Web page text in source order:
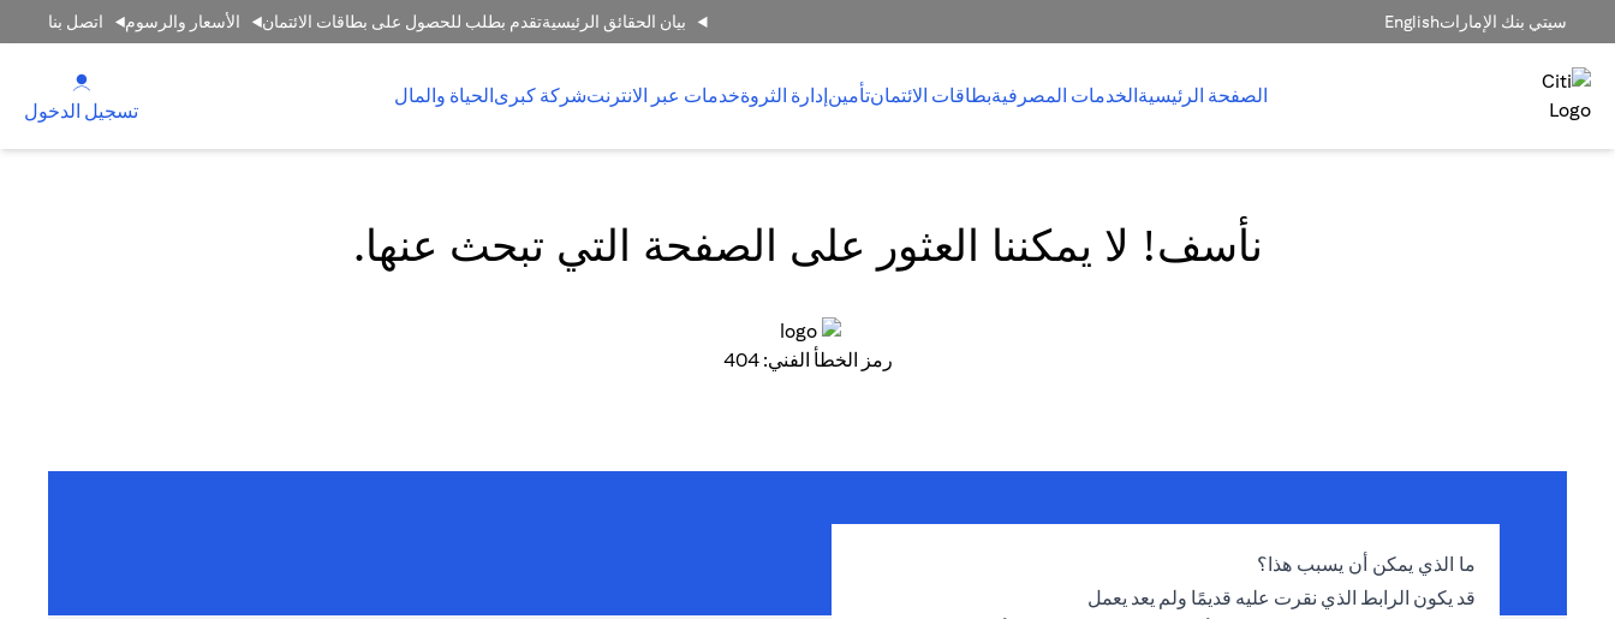
سيتي بنك الإماراتEnglish بيان الحقائق الرئيسيةتقدم بطلب للحصول على بطاقات الائتمان الأسعار والرسوم اتصل بنا
الصفحة الرئيسيةالخدمات المصرفيةبطاقات الائتمانتأمينإدارة الثروةخدمات عبر الانترنتشركة كبرىالحياة والمال
تسجيل الدخول
نأسف! لا يمكننا العثور على الصفحة التي تبحث عنها.
رمز الخطأ الفني: 404
ما الذي يمكن أن يسبب هذا؟
قد يكون الرابط الذي نقرت عليه قديمًا ولم يعد يعمل